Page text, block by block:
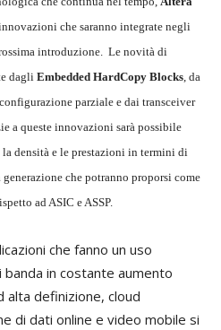
che saranno integrate negli
introduzione. Le novità di
dagli Embedded HardCopy Blocks, da
parziale e dai transceiver
a queste innovazioni sarà possibile
densità e le prestazioni in termini di
che potranno proporsi come
ad ASIC e ASSP.
che fanno un uso
in costante aumento
alta definizione, cloud
di dati online e video mobile si